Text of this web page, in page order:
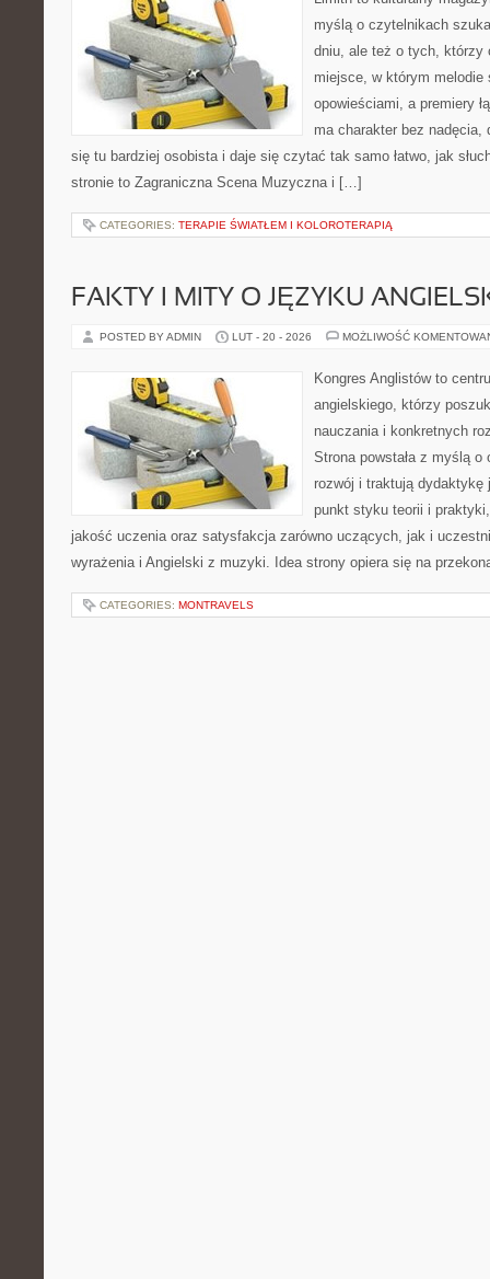
myślą o czytelnikach
dniu, ale też o tych, którzy
miejsce, w którym melodie
opowieściami, a premiery
ma charakter bez
się tu bardziej osobista i daje się czytać tak samo łatwo, jak
stronie to Zagraniczna Scena Muzyczna i […]
CATEGORIES: TERAPIE ŚWIATŁEM I KOLOROTERAPIĄ
FAKTY I MITY O JĘZYKU
POSTED BY ADMIN LUT - 20 - 2026 MOŻLIWOŚĆ
Kongres Anglistów to
angielskiego, którzy
nauczania i konkretnych
Strona powstała z myślą
rozwój i traktują dydaktykę
punkt styku teorii i
jakość uczenia oraz satysfakcja zarówno uczących, jak i
wyrażenia i Angielski z muzyki. Idea strony opiera się na
CATEGORIES: MONTRAVELS